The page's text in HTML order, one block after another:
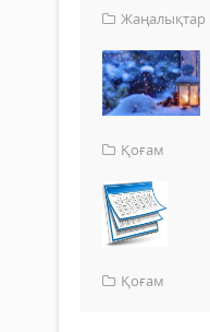
Жаңалықтар
Қоғам
Қоғам